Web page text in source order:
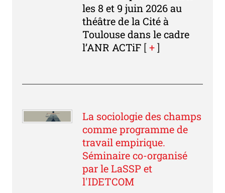
les 8 et 9 juin 2026 au
théâtre de la Cité à
Toulouse dans le cadre
l’ANR ACTiF [+]
La sociologie des champs
comme programme de
travail empirique.
Séminaire co-organisé
par le LaSSP et
l'IDETCOM